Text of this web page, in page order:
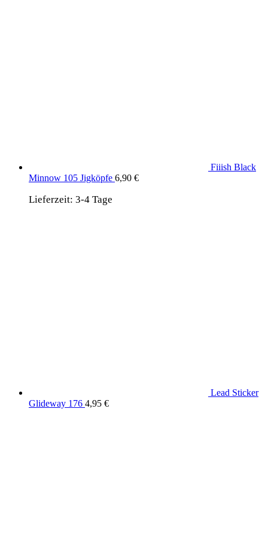
Fiiish Black
Minnow 105 Jigköpfe 6,90 €
Lieferzeit: 3-4 Tage
Lead Sticker
Glideway 176 4,95 €